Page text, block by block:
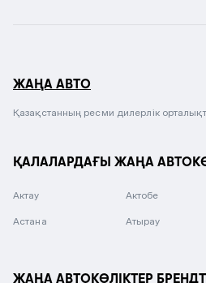
ЖАҢА АВТО
Қазақстанның ресми дилерлік
ҚАЛАЛАРДАҒЫ ЖАҢА
Актау Актобе
Астана Атырау
ЖАҢА АВТОКӨЛІКТЕР